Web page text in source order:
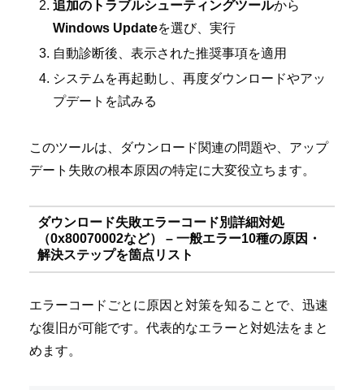
追加のトラブルシューティングツールから
Windows Updateを選び、実行
自動診断後、表示された推奨事項を適用
システムを再起動し、再度ダウンロードやアッ
プデートを試みる
このツールは、ダウンロード関連の問題や、アップ
デート失敗の根本原因の特定に大変役立ちます。
ダウンロード失敗エラーコード別詳細対処
（0x80070002など） – 一般エラー10種の原因・
解決ステップを箇点リスト
エラーコードごとに原因と対策を知ることで、迅速
な復旧が可能です。代表的なエラーと対処法をまと
めます。